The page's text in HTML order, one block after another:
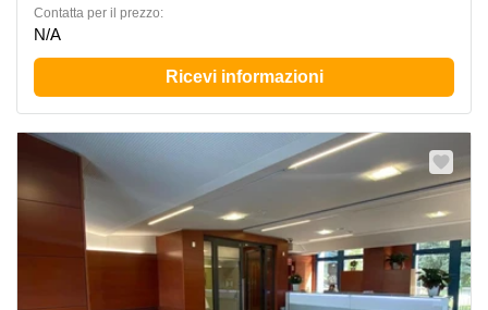
Сontatta per il prezzo:
N/A
Ricevi informazioni